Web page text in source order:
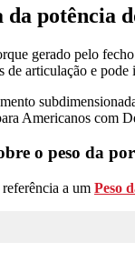
potência
gerado pelo
de articulação e
Americanos com
o peso da
a um Peso